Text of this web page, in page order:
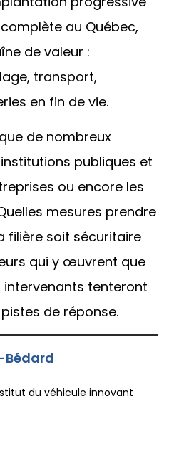
au Québec,
de valeur :
transport,
en fin de vie.
de nombreux
publiques et
ou encore les
mesures prendre
filière soit sécuritaire
qui y œuvrent que
intervenants tenteront
de réponse.
Bédard
du véhicule innovant